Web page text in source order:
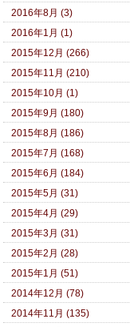
2016年8月 (3)
2016年1月 (1)
2015年12月 (266)
2015年11月 (210)
2015年10月 (1)
2015年9月 (180)
2015年8月 (186)
2015年7月 (168)
2015年6月 (184)
2015年5月 (31)
2015年4月 (29)
2015年3月 (31)
2015年2月 (28)
2015年1月 (51)
2014年12月 (78)
2014年11月 (135)